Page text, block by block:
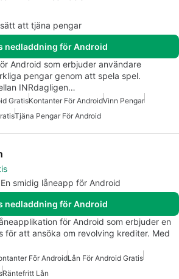
att tjäna pengar
nedladdning för Android
Android som erbjuder användare
pengar genom att spela spel.
INRdagligen…
GratisKontanter För AndroidVinn Pengar
Tjäna Pengar För Android
smidig låneapp för Android
nedladdning för Android
för Android som erbjuder en
för att ansöka om revolving krediter. Med
För AndroidLån För Android Gratis
Räntefritt Lån